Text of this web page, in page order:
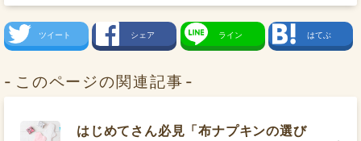
ツイート シェア ライン はてぶ
このページの関連記事
はじめてさん必見「布ナプキンの選び